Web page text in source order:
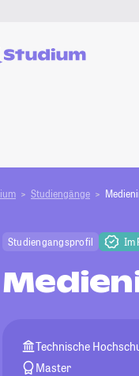
Studiengänge
Studiengangsprofil Im
Technische
Master